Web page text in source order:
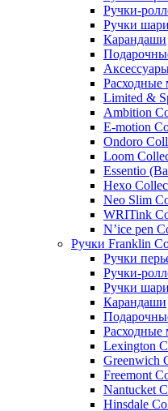
Ручки-
Ручки
Карандаши
Расходные
Limited &
Ambition
E-motion
Ondoro
Loom
Essentio
Hexo
Neo Slim
WRITink
N’ice pen
Ручки Franklin
Ручки
Ручки-
Ручки
Карандаши
Расходные
Lexington
Greenwich
Freemont
Nantucket
Hinsdale